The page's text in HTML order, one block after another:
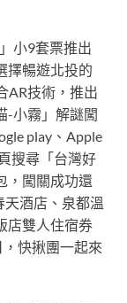
小9套票推出
擇暢遊北投的
AR技術，推出
-小霧」解謎闖
play、Apple
搜尋「台灣好
，闖關成功還
酒店、泉都溫
店雙人住宿券
快揪團一起來